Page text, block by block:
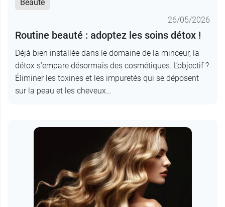
Beauté
26/05/2026
Routine beauté : adoptez les soins détox !
Déjà bien installée dans le domaine de la minceur, la
détox s’empare désormais des cosmétiques. L’objectif ?
Éliminer les toxines et les impuretés qui se déposent
sur la peau et les cheveux…